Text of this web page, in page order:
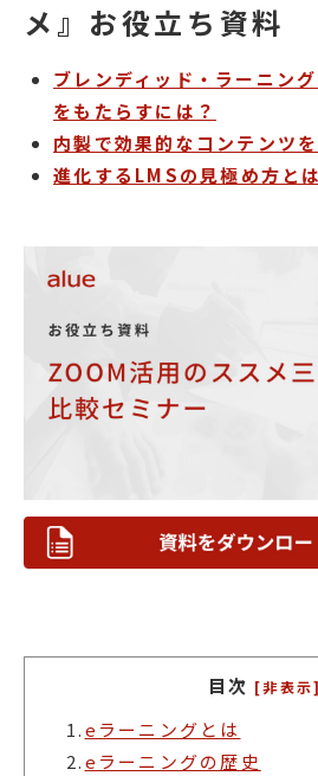
メ』お役立ち資料
ブレンディッド・ラーニン
をもたらすには？
内製で効果的なコンテンツ
進化するLMSの見極め方と
目次 [非表示]
1.eラーニングとは
2.eラーニングの歴史